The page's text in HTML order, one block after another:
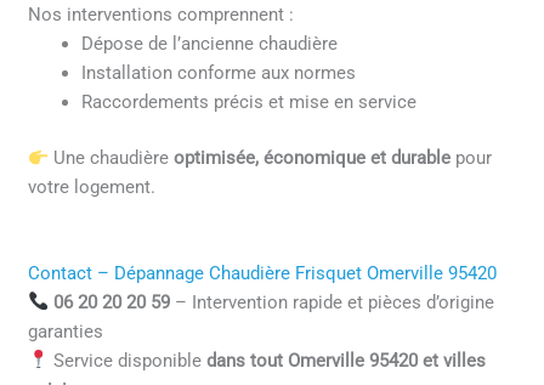
Nos interventions comprennent :
Dépose de l’ancienne chaudière
Installation conforme aux normes
Raccordements précis et mise en service
Une chaudière optimisée, économique et durablepour
votre logement.
Contact – Dépannage Chaudière Frisquet Omerville 95420
06 20 20 20 59– Intervention rapide et pièces d’origine
garanties
Service disponible dans tout Omerville 95420 et villes